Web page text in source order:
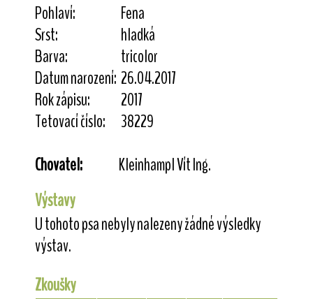
Pohlaví:
Fena
Srst:
hladká
Barva:
tricolor
Datum narození: 26.04.2017
Rok zápisu:
2017
Tetovací číslo:
38229
Chovatel:
Kleinhampl Vít Ing.
Výstavy
U tohoto psa nebyly nalezeny žádné výsledky
výstav.
Zkoušky